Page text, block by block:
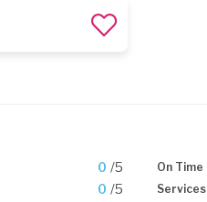
0 /5 On Time
0 /5 Services